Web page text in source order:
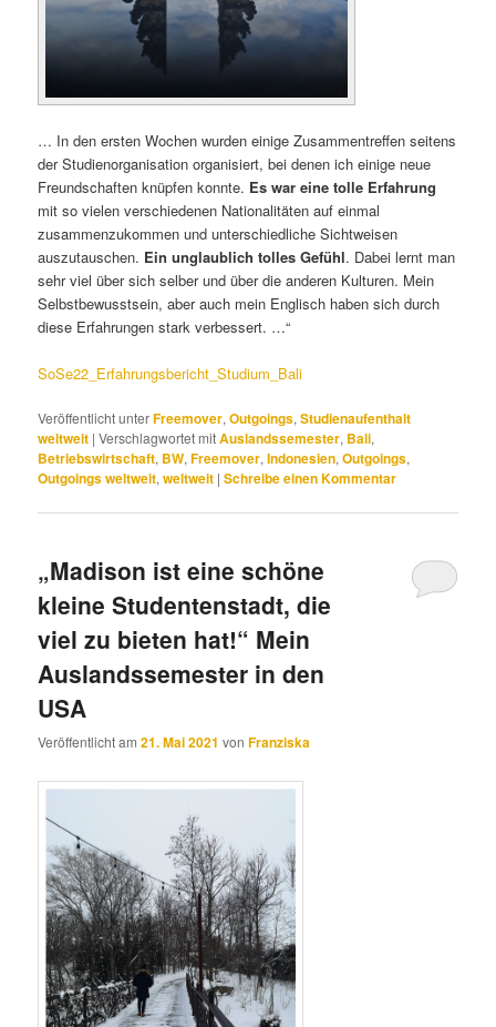
… In den ersten Wochen wurden einige Zusammentreffen seitens
der Studienorganisation organisiert, bei denen ich einige neue
Freundschaften knüpfen konnte. Es war eine tolle Erfahrung
mit so vielen verschiedenen Nationalitäten auf einmal
zusammenzukommen und unterschiedliche Sichtweisen
auszutauschen. Ein unglaublich tolles Gefühl. Dabei lernt man
sehr viel über sich selber und über die anderen Kulturen. Mein
Selbstbewusstsein, aber auch mein Englisch haben sich durch
diese Erfahrungen stark verbessert. …“
SoSe22_Erfahrungsbericht_Studium_Bali
Veröffentlicht unterFreemover,Outgoings,Studienaufenthalt
weltweit |Verschlagwortet mitAuslandssemester, Bali,
Betriebswirtschaft, BW,Freemover,Indonesien,Outgoings,
Outgoings weltweit,weltweit |Schreibe einen Kommentar
„Madison ist eine schöne
kleine Studentenstadt, die
viel zu bieten hat!“ Mein
Auslandssemester in den
USA
Veröffentlicht am21. Mai 2021 vonFranziska